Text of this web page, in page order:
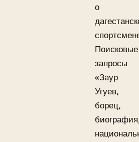
о
Поисковые
запросы
«Заур
Угуев,
борец,